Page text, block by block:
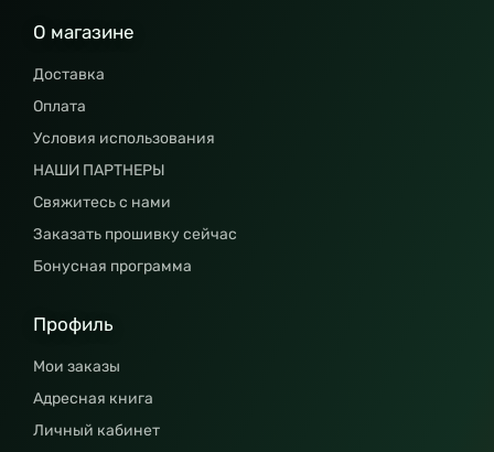
О магазине
Доставка
Оплата
Условия использования
НАШИ ПАРТНЕРЫ
Свяжитесь с нами
Заказать прошивку сейчас
Бонусная программа
Профиль
Мои заказы
Адресная книга
Личный кабинет